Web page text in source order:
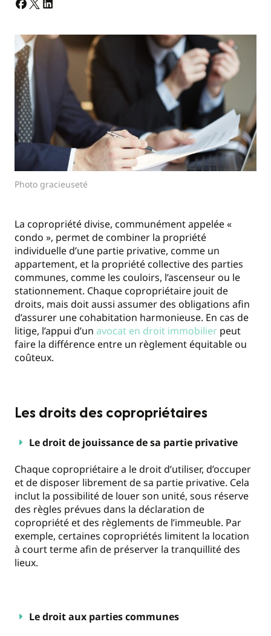
Photo gracieuseté
La copropriété divise, communément appelée «
condo », permet de combiner la propriété
individuelle d’une partie privative, comme un
appartement, et la propriété collective des parties
communes, comme les couloirs, l’ascenseur ou le
stationnement. Chaque copropriétaire jouit de
droits, mais doit aussi assumer des obligations afin
d’assurer une cohabitation harmonieuse. En cas de
litige, l’appui d’un avocat en droit immobilier peut
faire la différence entre un règlement équitable ou
coûteux.
Les droits des copropriétaires
Le droit de jouissance de sa partie privative
Chaque copropriétaire a le droit d’utiliser, d’occuper
et de disposer librement de sa partie privative. Cela
inclut la possibilité de louer son unité, sous réserve
des règles prévues dans la déclaration de
copropriété et des règlements de l’immeuble. Par
exemple, certaines copropriétés limitent la location
à court terme afin de préserver la tranquillité des
lieux.
Le droit aux parties communes